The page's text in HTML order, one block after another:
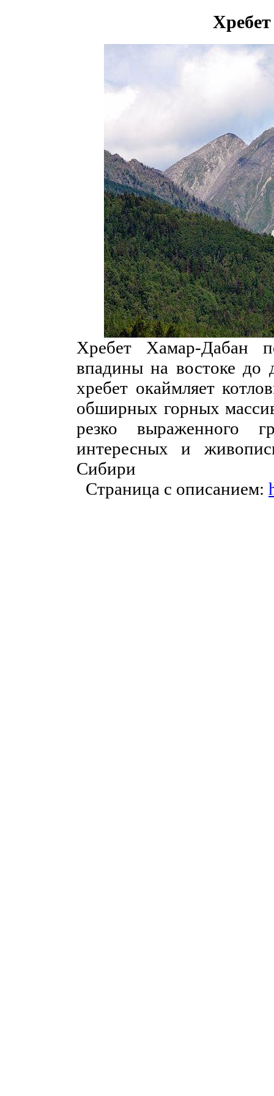
Хребет Хамар-Дабан
впадины на востоке до
хребет окаймляет
обширных горных
резко выраженного
интересных и
Сибири
Страница с описанием: